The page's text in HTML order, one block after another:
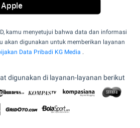
Apple
kamu menyetujui bahwa data dan informasi
akan digunakan untuk memberikan layanan
Data Pribadi KG Media .
digunakan di layanan-layanan berikut